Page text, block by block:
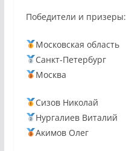
Победители и призеры:
Московская область
Санкт-Петербург
Москва
Сизов Николай
Нургалиев Виталий
Акимов Олег